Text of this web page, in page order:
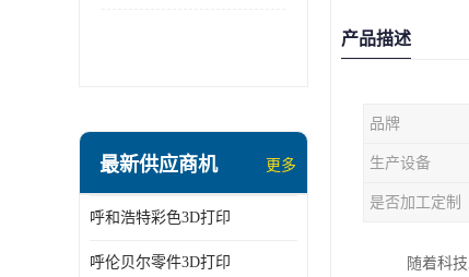
最新供应商机 更多
呼和浩特彩色3D打印
呼伦贝尔零件3D打印
产品描述
品牌
生产设备
是否加工定制
随着科